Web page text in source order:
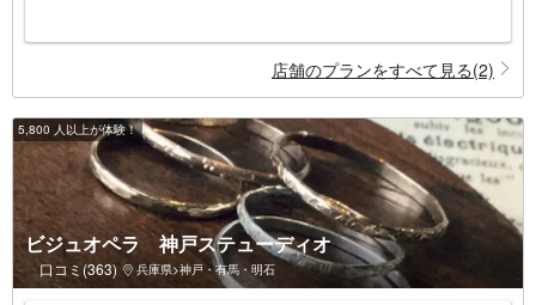
店舗のプランをすべて見る(2)
5,800 人以上が体験！
ビジュオペラ 神戸ステューディオ
口コミ(363) 兵庫県>神戸・有馬・明石